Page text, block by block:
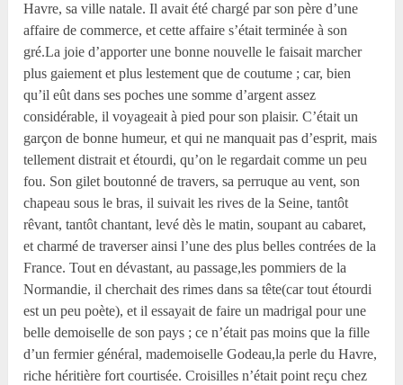
Havre, sa ville natale. Il avait été chargé par son père d’une
affaire de commerce, et cette affaire s’était terminée à son
gré.La joie d’apporter une bonne nouvelle le faisait marcher
plus gaiement et plus lestement que de coutume ; car, bien
qu’il eût dans ses poches une somme d’argent assez
considérable, il voyageait à pied pour son plaisir. C’était un
garçon de bonne humeur, et qui ne manquait pas d’esprit, mais
tellement distrait et étourdi, qu’on le regardait comme un peu
fou. Son gilet boutonné de travers, sa perruque au vent, son
chapeau sous le bras, il suivait les rives de la Seine, tantôt
rêvant, tantôt chantant, levé dès le matin, soupant au cabaret,
et charmé de traverser ainsi l’une des plus belles contrées de la
France. Tout en dévastant, au passage,les pommiers de la
Normandie, il cherchait des rimes dans sa tête(car tout étourdi
est un peu poète), et il essayait de faire un madrigal pour une
belle demoiselle de son pays ; ce n’était pas moins que la fille
d’un fermier général, mademoiselle Godeau,la perle du Havre,
riche héritière fort courtisée. Croisilles n’était point reçu chez